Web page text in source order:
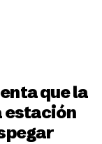
que la
estación